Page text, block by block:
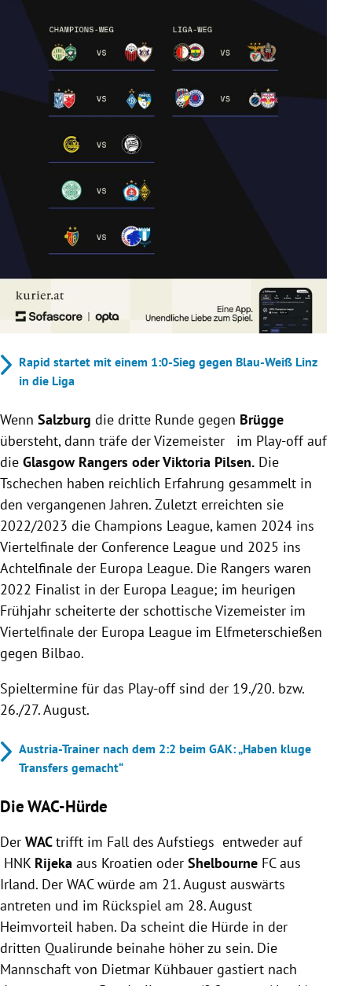
Rapid startet mit einem 1:0-Sieg gegen Blau-Weiß Linz
in die Liga
Wenn Salzburg die dritte Runde gegen Brügge
übersteht, dann träfe der Vizemeister im Play-off auf
die Glasgow Rangers oder Viktoria Pilsen. Die
Tschechen haben reichlich Erfahrung gesammelt in
den vergangenen Jahren. Zuletzt erreichten sie
2022/2023 die Champions League, kamen 2024 ins
Viertelfinale der Conference League und 2025 ins
Achtelfinale der Europa League. Die Rangers waren
2022 Finalist in der Europa League; im heurigen
Frühjahr scheiterte der schottische Vizemeister im
Viertelfinale der Europa League im Elfmeterschießen
gegen Bilbao.
Spieltermine für das Play-off sind der 19./20. bzw.
26./27. August.
Austria-Trainer nach dem 2:2 beim GAK: „Haben kluge
Transfers gemacht“
Die WAC-Hürde
Der WACtrifft im Fall des Aufstiegs entweder auf
HNK Rijeka aus Kroatien oder Shelbourne FC aus
Irland. Der WAC würde am 21. August auswärts
antreten und im Rückspiel am 28. August
Heimvorteil haben. Da scheint die Hürde in der
dritten Qualirunde beinahe höher zu sein. Die
Mannschaft von Dietmar Kühbauer gastiert nach